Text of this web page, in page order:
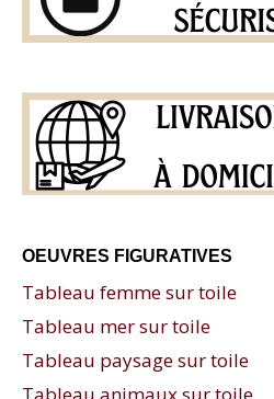
OEUVRES FIGURATIVES
Tableau femme sur toile
Tableau mer sur toile
Tableau paysage sur toile
Tableau animaux sur toile